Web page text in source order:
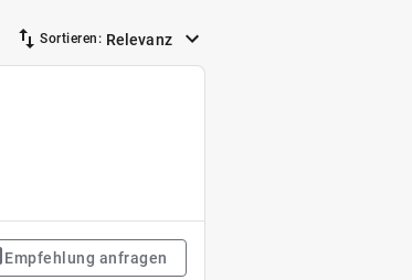
Sortieren: Relevanz
Empfehlung anfragen